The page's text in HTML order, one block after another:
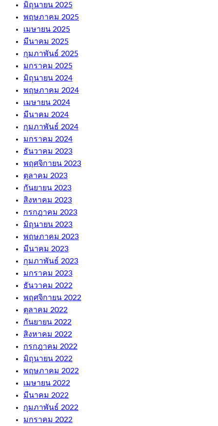
มิถุนายน 2025
พฤษภาคม 2025
เมษายน 2025
มีนาคม 2025
กุมภาพันธ์ 2025
มกราคม 2025
มิถุนายน 2024
พฤษภาคม 2024
เมษายน 2024
มีนาคม 2024
กุมภาพันธ์ 2024
มกราคม 2024
ธันวาคม 2023
พฤศจิกายน 2023
ตุลาคม 2023
กันยายน 2023
สิงหาคม 2023
กรกฎาคม 2023
มิถุนายน 2023
พฤษภาคม 2023
มีนาคม 2023
กุมภาพันธ์ 2023
มกราคม 2023
ธันวาคม 2022
พฤศจิกายน 2022
ตุลาคม 2022
กันยายน 2022
สิงหาคม 2022
กรกฎาคม 2022
มิถุนายน 2022
พฤษภาคม 2022
เมษายน 2022
มีนาคม 2022
กุมภาพันธ์ 2022
มกราคม 2022